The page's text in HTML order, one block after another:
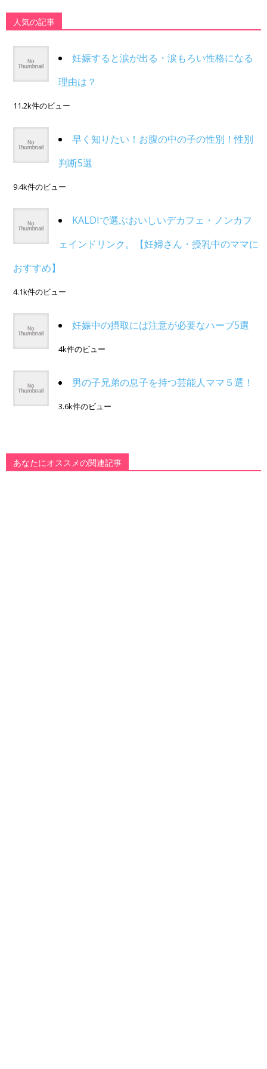
人気の記事
妊娠すると涙が出る・涙もろい性格になる
理由は？
11.2k件のビュー
早く知りたい！お腹の中の子の性別！性別
判断5選
9.4k件のビュー
KALDIで選ぶおいしいデカフェ・ノンカフ
ェインドリンク。【妊婦さん・授乳中のママに
おすすめ】
4.1k件のビュー
妊娠中の摂取には注意が必要なハーブ5選
4k件のビュー
男の子兄弟の息子を持つ芸能人ママ５選！
3.6k件のビュー
あなたにオススメの関連記事